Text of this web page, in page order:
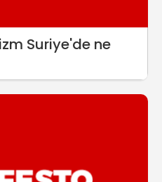
Suriye'de ne